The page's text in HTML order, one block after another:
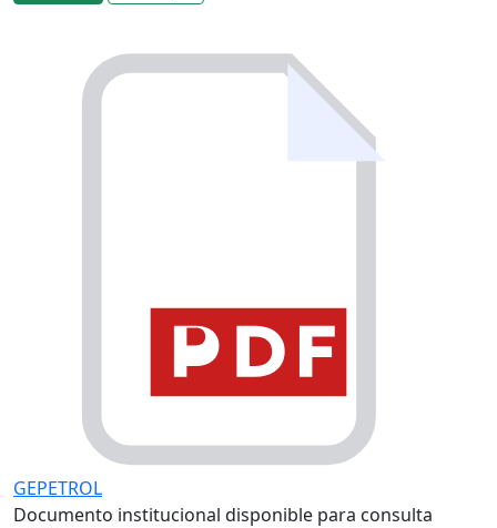
GEPETROL
Documento institucional disponible para consulta